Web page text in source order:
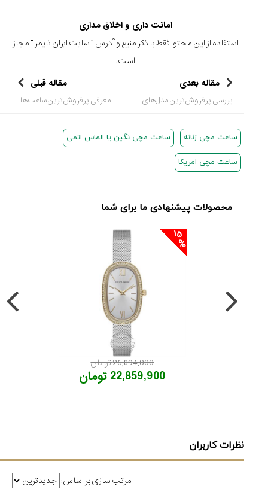
امانت داری و اخلاق مداری
استفاده از این محتوا فقط با ذکر منبع و آدرس "سایت ایران تایمر " مجاز
است.
مقاله بعدی
بررسی پرفروش‌ترین مدل‌های ساعت کاترپیلار کلاسیک
مقاله قبلی
معرفی پرفروش‌ترین ساعت‌های سیتیزن
ساعت مچی زنانه ساعت مچی نگین یا الماس اتمی
ساعت مچی امریکا
محصولات پیشنهادی ما برای شما
15
26,894,000 تومان
22,859,900 تومان
نظرات کاربران
مرتب سازی بر اساس: